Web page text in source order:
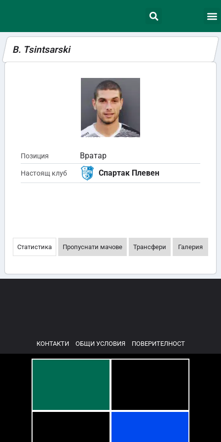
B. Tsintsarski
Позиция Вратар
Настоящ клуб Спартак Плевен
Статистика Пропуснати мачове Трансфери Галерия
КОНТАКТИ ОБЩИ УСЛОВИЯ ПОВЕРИТЕЛНОСТ